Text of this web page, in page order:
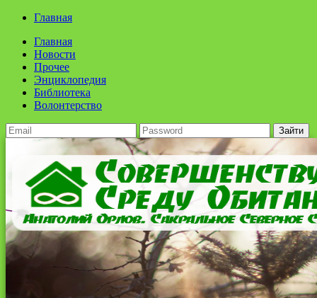
Главная
Главная
Новости
Прочее
Энциклопедия
Библиотека
Волонтерство
Зайти